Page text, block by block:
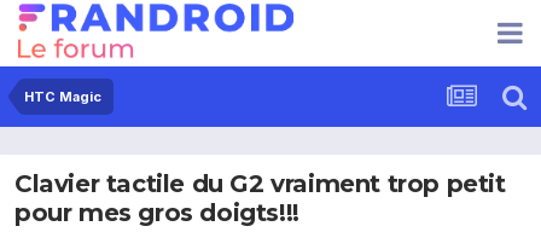
HTC Magic
Clavier tactile du G2 vraiment trop petit
pour mes gros doigts!!!